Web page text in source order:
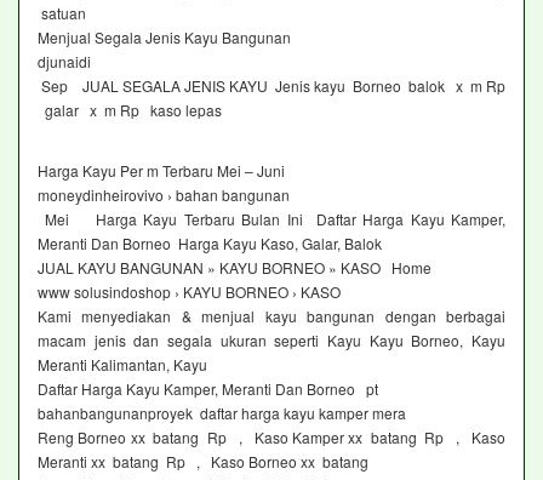
satuan
Menjual Segala Jenis Kayu Bangunan
djunaidi
Sep JUAL SEGALA JENIS KAYU Jenis kayu Borneo balok x m Rp
galar x m Rp kaso lepas
Harga Kayu Per m Terbaru Mei – Juni
moneydinheirovivo › bahan bangunan
Mei Harga Kayu Terbaru Bulan Ini Daftar Harga Kayu Kamper,
Meranti Dan Borneo Harga Kayu Kaso, Galar, Balok
JUAL KAYU BANGUNAN » KAYU BORNEO » KASO Home
www solusindoshop › KAYU BORNEO › KASO
Kami menyediakan & menjual kayu bangunan dengan berbagai
macam jenis dan segala ukuran seperti Kayu Kayu Borneo, Kayu
Meranti Kalimantan, Kayu
Daftar Harga Kayu Kamper, Meranti Dan Borneo pt
bahanbangunanproyek daftar harga kayu kamper mera
Reng Borneo xx batang Rp , Kaso Kamper xx batang Rp , Kaso
Meranti xx batang Rp , Kaso Borneo xx batang